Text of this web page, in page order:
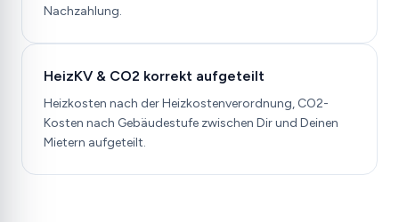
Nachzahlung.
HeizKV & CO2 korrekt aufgeteilt
Heizkosten nach der Heizkostenverordnung, CO2-
Kosten nach Gebäudestufe zwischen Dir und Deinen
Mietern aufgeteilt.